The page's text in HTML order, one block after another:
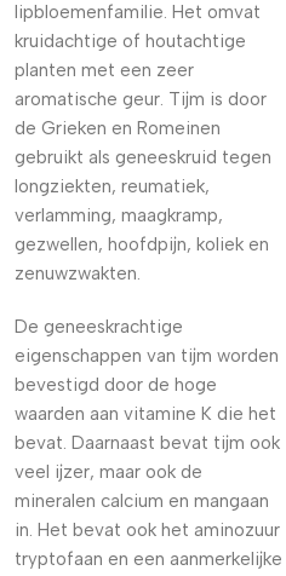
lipbloemenfamilie. Het omvat
kruidachtige of houtachtige
planten met een zeer
aromatische geur. Tijm is door
de Grieken en Romeinen
gebruikt als geneeskruid tegen
longziekten, reumatiek,
verlamming, maagkramp,
gezwellen, hoofdpijn, koliek en
zenuwzwakten.
De geneeskrachtige
eigenschappen van tijm worden
bevestigd door de hoge
waarden aan vitamine K die het
bevat. Daarnaast bevat tijm ook
veel ijzer, maar ook de
mineralen calcium en mangaan
in. Het bevat ook het aminozuur
tryptofaan en een aanmerkelijke